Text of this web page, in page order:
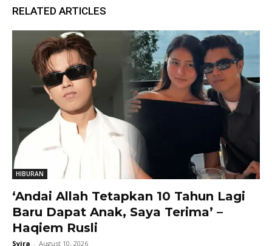
RELATED ARTICLES
HIBURAN
‘Andai Allah Tetapkan 10 Tahun Lagi
Baru Dapat Anak, Saya Terima’ –
Haqiem Rusli
Syira - August 10, 2026